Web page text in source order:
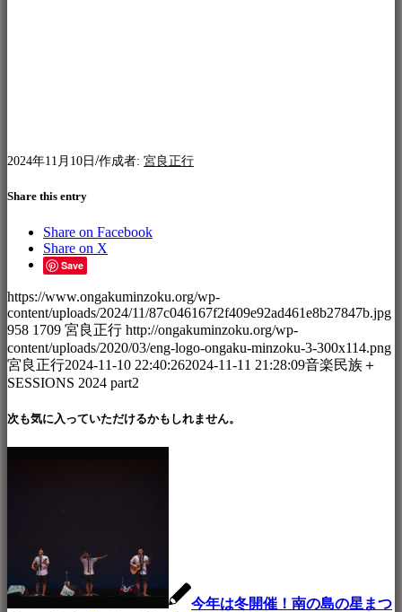
2024年11月10日 /作成者: 宮良正行
Share this entry
Share on Facebook
Share on X
Save
https://www.ongakuminzoku.org/wp-
content/uploads/2024/11/87c046167f2f409e92ad461e8b27847b.jpg
958 1709 宮良正行 http://ongakuminzoku.org/wp-
content/uploads/2020/03/eng-logo-ongaku-minzoku-3-300x114.png
宮良正行2024-11-10 22:40:262024-11-11 21:28:09音楽民族＋
SESSIONS 2024 part2
次も気に入っていただけるかもしれません。
今年は冬開催！南の島の星まつ